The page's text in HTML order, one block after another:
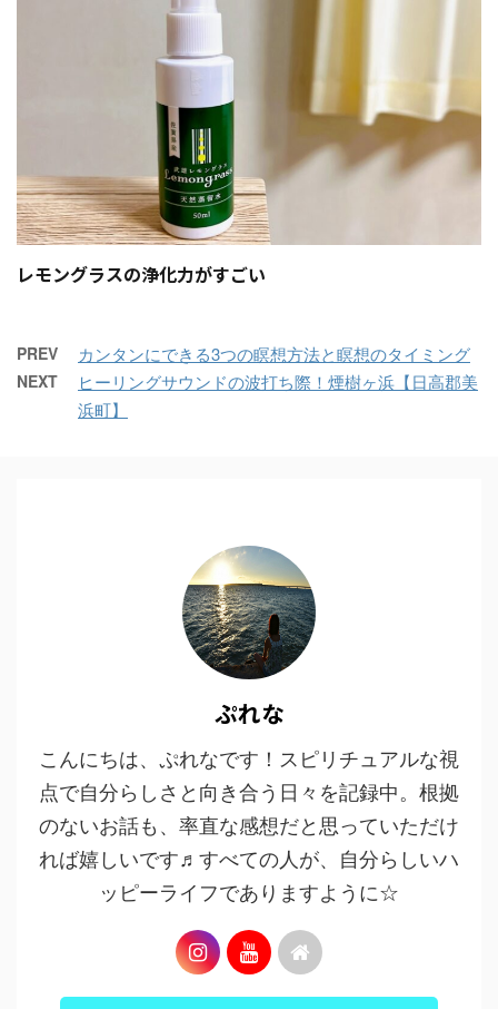
レモングラスの浄化力がすごい
PREV カンタンにできる3つの瞑想方法と瞑想のタイミング
NEXT
ヒーリングサウンドの波打ち際！煙樹ヶ浜【日高郡美
浜町】
ぷれな
こんにちは、ぷれなです！スピリチュアルな視
点で自分らしさと向き合う日々を記録中。根拠
のないお話も、率直な感想だと思っていただけ
れば嬉しいです♬すべての人が、自分らしいハ
ッピーライフでありますように☆